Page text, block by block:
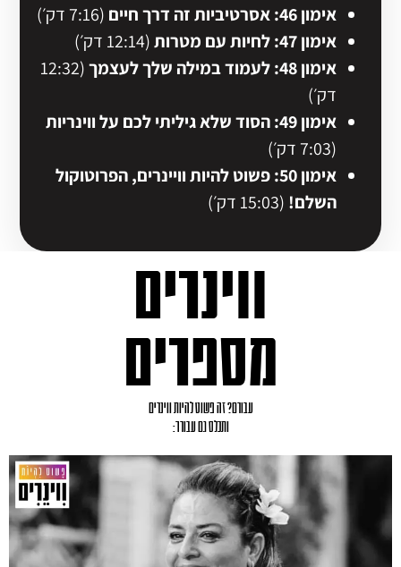
אימון 46: אסרטיביות זה דרך חיים
(7:16 דק׳)
אימון 47: לחיות עם מטרות
(12:14 דק׳)
אימון 48: לעמוד במילה שלך לעצמך
(12:32
דק׳)
אימון 49: הסוד שלא גיליתי לכם על ווינריות
(7:03 דק׳)
אימון 50: פשוט להיות וויינרים, הפרוטוקול
השלם! (15:03 דק׳)
ווינרים
מספרים
עבורם? זה פשוט להיות ווינרים
ותכלס גם עבורך: